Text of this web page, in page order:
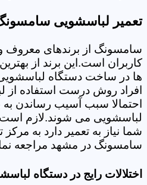
تعمیر لباسشویی
سامسونگ از برندهای معروف و
کاربران است.این برند از
ها در ساخت دستگاه
افراد روش درست استفاده از
احتمالا سبب آسیب رساندن
لباسشویی می شوند.لازم
شما نیاز به تعمیر دارد به
سامسونگ در مشهد مراجعه
اختلالات رایج در دستگاه